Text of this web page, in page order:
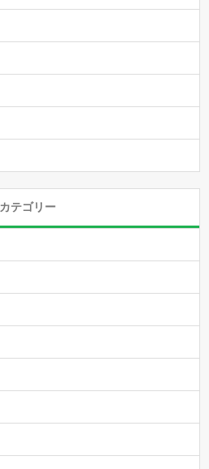
カテゴリー